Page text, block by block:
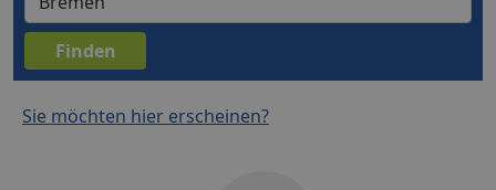
Sie möchten hier erscheinen?